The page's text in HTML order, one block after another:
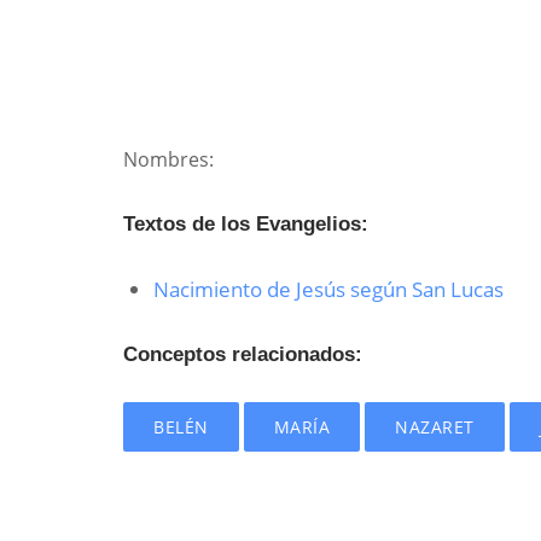
Nombres:
Textos de los Evangelios:
Nacimiento de Jesús según San Lucas
Conceptos relacionados:
BELÉN MARÍA NAZARET